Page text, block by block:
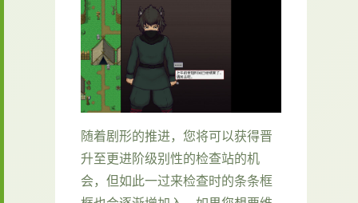
随着剧形的推进，您将可以获得晋
升至更进阶级别性的检查站的机
会，但如此一过来检查时的条条框